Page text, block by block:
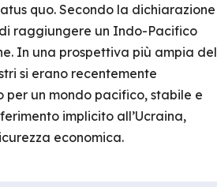
quo. Secondo la dichiarazione
raggiungere un Indo-Pacifico
In una prospettiva più ampia del
si erano recentemente
un mondo pacifico, stabile e
implicito all’Ucraina,
economica.